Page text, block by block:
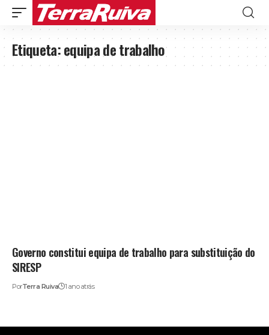
Etiqueta:equipa de trabalho
Governo constitui equipa de trabalho para substituição do
SIRESP
PorTerra Ruiva 1 ano atrás